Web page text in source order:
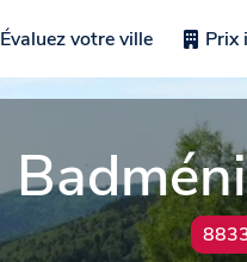
Évaluez votre ville Prix